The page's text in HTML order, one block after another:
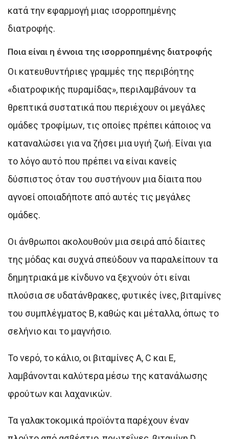
κατά την εφαρμογή μιας ισορροπημένης
διατροφής.
Ποια είναι η έννοια της ισορροπημένης διατροφής
Οι κατευθυντήριες γραμμές της περιβόητης
«διατροφικής πυραμίδας», περιλαμβάνουν τα
θρεπτικά συστατικά που περιέχουν οι μεγάλες
ομάδες τροφίμων, τις οποίες πρέπει κάποιος να
καταναλώσει για να ζήσει μια υγιή ζωή. Είναι για
το λόγο αυτό που πρέπει να είναι κανείς
δύσπιστος όταν του συστήνουν μια δίαιτα που
αγνοεί οποιαδήποτε από αυτές τις μεγάλες
ομάδες.
Οι άνθρωποι ακολουθούν μια σειρά από δίαιτες
της μόδας και συχνά σπεύδουν να παραλείπουν τα
δημητριακά με κίνδυνο να ξεχνούν ότι είναι
πλούσια σε υδατάνθρακες, φυτικές ίνες, βιταμίνες
του συμπλέγματος Β, καθώς και μέταλλα, όπως το
σελήνιο και το μαγνήσιο.
Το νερό, το κάλιο, οι βιταμίνες Α, C και Ε,
λαμβάνονται καλύτερα μέσω της κατανάλωσης
φρούτων και λαχανικών.
Τα γαλακτοκομικά προϊόντα παρέχουν έναν